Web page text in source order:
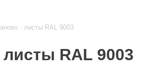
- листы RAL 9003
RAL 9003